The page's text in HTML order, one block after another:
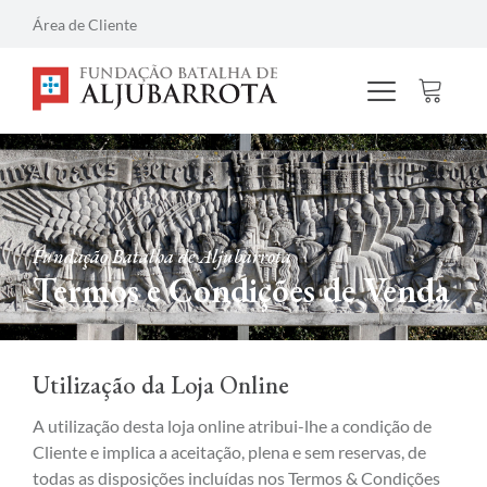
Área de Cliente
Fundação Batalha de Aljubarrota
Termos e Condições de Venda
Utilização da Loja Online
A utilização desta loja online atribui-lhe a condição de
Cliente e implica a aceitação, plena e sem reservas, de
todas as disposições incluídas nos Termos & Condições